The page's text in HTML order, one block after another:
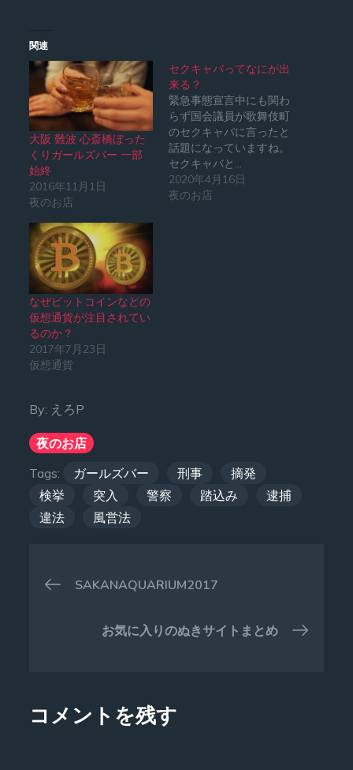
関連
大阪 難波 心斎橋ぼった
くりガールズバー 一部
始終
2016年11月1日
夜のお店
セクキャバってなにが出
来る？
緊急事態宣言中にも関わ
らず国会議員が歌舞伎町
のセクキャバに言ったと
話題になっていますね。
セクキャバと…
2020年4月16日
夜のお店
なぜビットコインなどの
仮想通貨が注目されてい
るのか？
2017年7月23日
仮想通貨
By: えろP
夜のお店
Tags:
ガールズバー 刑事
摘発
検挙
突入 警察 踏込み
逮捕
違法
風営法
投
ビ
ゲ
SAKANAQUARIUM2017
お気に入りのぬきサイトまとめ
コメントを残す